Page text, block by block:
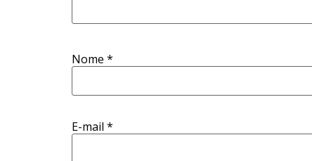
Nome *
E-mail *